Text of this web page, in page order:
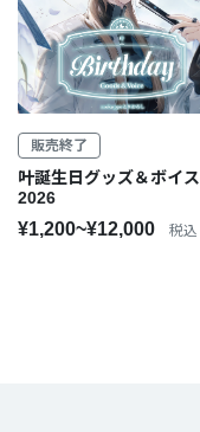
販売終了
叶誕生日グッズ＆ボイス
2026
¥1,200~¥12,000 税込